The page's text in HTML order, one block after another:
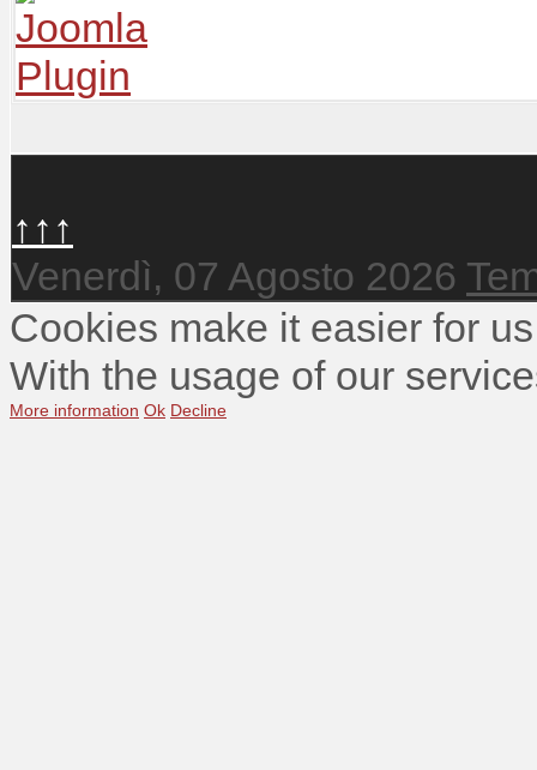
↑↑↑
Venerdì, 07 Agosto 2026
Cookies make it easier for
With the usage of our
More information Ok Decline